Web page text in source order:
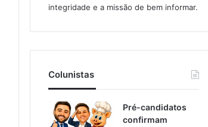
integridade e a missão de bem informar.​
Colunistas
Pré-candidatos
confirmam